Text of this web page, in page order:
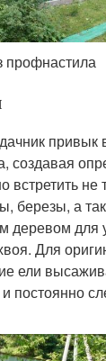
профнастила
привык
создавая
встретить
березы, а
деревом для
Для
ели
постоянно